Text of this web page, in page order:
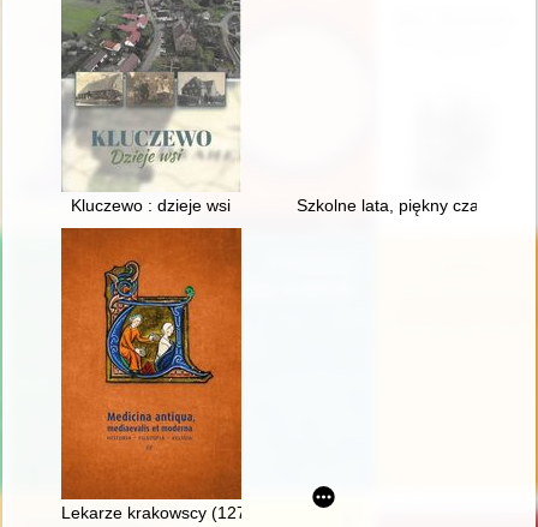
Kluczewo : dzieje wsi Szkolne lata, piękny czas...
Lekarze krakowscy (1278-1400)